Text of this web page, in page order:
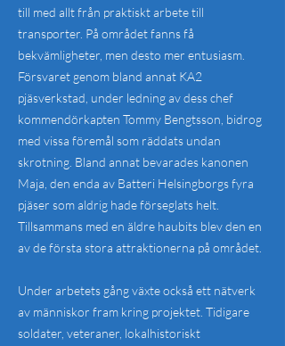
till med allt från praktiskt arbete till
transporter. På området fanns få
bekvämligheter, men desto mer entusiasm.
Försvaret genom bland annat KA2
pjäsverkstad, under ledning av dess chef
kommendörkapten Tommy Bengtsson, bidrog
med vissa föremål som räddats undan
skrotning. Bland annat bevarades kanonen
Maja, den enda av Batteri Helsingborgs fyra
pjäser som aldrig hade förseglats helt.
Tillsammans med en äldre haubits blev den en
av de första stora attraktionerna på området.
Under arbetets gång växte också ett nätverk
av människor fram kring projektet. Tidigare
soldater, veteraner, lokalhistoriskt